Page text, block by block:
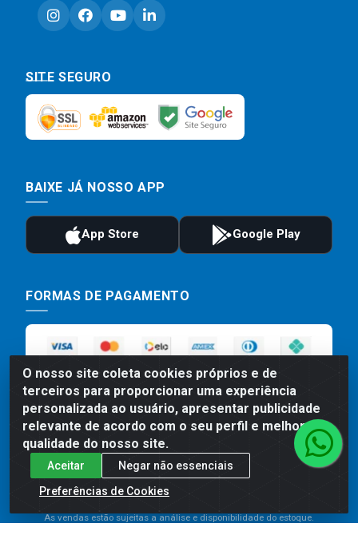
O nosso site coleta cookies próprios e de
terceiros para proporcionar uma experiência
personalizada ao usuário, apresentar publicidade
relevante de acordo com o seu perfil e melhorar a
qualidade do nosso site.
Aceitar
Negar não essenciais
Preferências de Cookies
SITE SEGURO
BAIXE JÁ NOSSO APP
FORMAS DE PAGAMENTO
Preços, promoções, condições de pagamento e frete são válidos
para compras realizadas exclusivamente pelo site. Caso haja
divergência de preço de um produto, será válido o preço que for
As vendas estão sujeitas a análise e disponibilidade do estoque.